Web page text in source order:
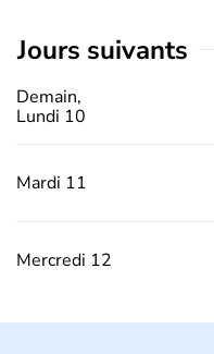
jours suivants
Demain,
Lundi 10
Mardi 11
Mercredi 12